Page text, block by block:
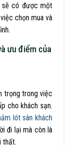
sẽ có được một
chọn mua và
ưu điểm của
trọng trong việc
cho khách sạn.
lót sàn khách
đi lại mà còn là
thất.